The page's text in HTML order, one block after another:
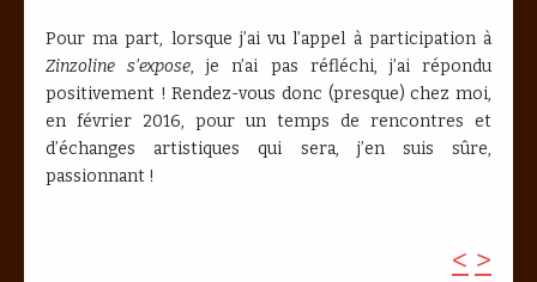
Pour ma part, lorsque j’ai vu l’appel à participation à
Zinzoline s’expose, je n’ai pas réfléchi, j’ai répondu
positivement ! Rendez-vous donc (presque) chez moi,
en février 2016, pour un temps de rencontres et
d’échanges artistiques qui sera, j’en suis sûre,
passionnant !
< >